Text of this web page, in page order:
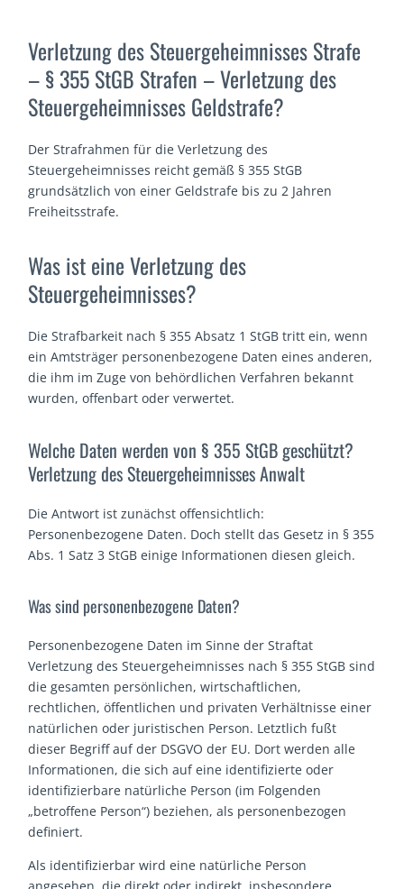
Verletzung des Steuergeheimnisses Strafe
– § 355 StGB Strafen – Verletzung des
Steuergeheimnisses Geldstrafe?
Der Strafrahmen für die Verletzung des
Steuergeheimnisses reicht gemäß § 355 StGB
grundsätzlich von einer Geldstrafe bis zu 2 Jahren
Freiheitsstrafe.
Was ist eine Verletzung des
Steuergeheimnisses?
Die Strafbarkeit nach § 355 Absatz 1 StGB tritt ein, wenn
ein Amtsträger personenbezogene Daten eines anderen,
die ihm im Zuge von behördlichen Verfahren bekannt
wurden, offenbart oder verwertet.
Welche Daten werden von § 355 StGB geschützt?
Verletzung des Steuergeheimnisses Anwalt
Die Antwort ist zunächst offensichtlich:
Personenbezogene Daten. Doch stellt das Gesetz in § 355
Abs. 1 Satz 3 StGB einige Informationen diesen gleich.
Was sind personenbezogene Daten?
Personenbezogene Daten im Sinne der Straftat
Verletzung des Steuergeheimnisses nach § 355 StGB sind
die gesamten persönlichen, wirtschaftlichen,
rechtlichen, öffentlichen und privaten Verhältnisse einer
natürlichen oder juristischen Person. Letztlich fußt
dieser Begriff auf der DSGVO der EU. Dort werden alle
Informationen, die sich auf eine identifizierte oder
identifizierbare natürliche Person (im Folgenden
„betroffene Person“) beziehen, als personenbezogen
definiert.
Als identifizierbar wird eine natürliche Person